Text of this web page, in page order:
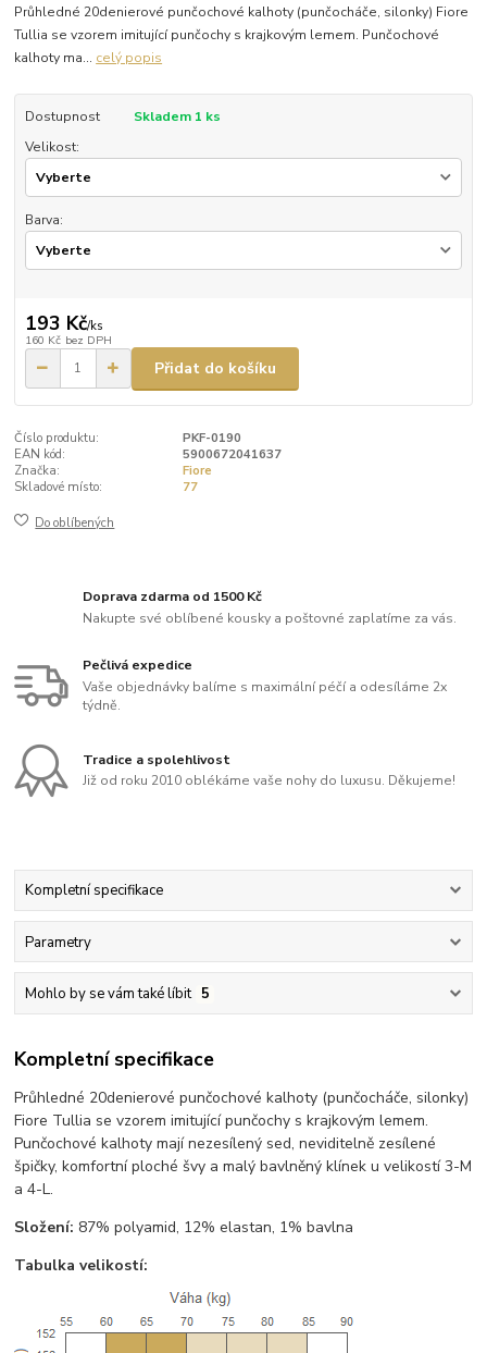
Průhledné 20denierové punčochové kalhoty (punčocháče, silonky) Fiore
Tullia se vzorem imitující punčochy s krajkovým lemem. Punčochové
kalhoty ma... celý popis
Dostupnost
Skladem 1 ks
Velikost:
Barva:
193 Kč/ks
160 Kč bez DPH
Přidat do košíku
Číslo produktu:
PKF-0190
EAN kód:
5900672041637
Značka:
Fiore
Skladové místo:
77
Do oblíbených
Doprava zdarma od 1500 Kč
Nakupte své oblíbené kousky a poštovné zaplatíme za vás.
Pečlivá expedice
Vaše objednávky balíme s maximální péčí a odesíláme 2x
týdně.
Tradice a spolehlivost
Již od roku 2010 oblékáme vaše nohy do luxusu. Děkujeme!
Kompletní specifikace
Parametry
Mohlo by se vám také líbit 5
Kompletní specifikace
Průhledné 20denierové punčochové kalhoty (punčocháče, silonky)
Fiore Tullia se vzorem imitující punčochy s krajkovým lemem.
Punčochové kalhoty mají nezesílený sed, neviditelně zesílené
špičky, komfortní ploché švy a malý bavlněný klínek u velikostí 3-M
a 4-L.
Složení: 87% polyamid, 12% elastan, 1% bavlna
Tabulka velikostí: